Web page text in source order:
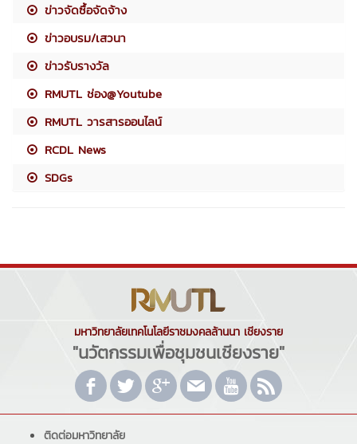
ข่าวจัดซื้อจัดจ้าง
ข่าวอบรม/เสวนา
ข่าวรับรางวัล
RMUTL ช่อง@Youtube
RMUTL วารสารออนไลน์
RCDL News
SDGs
มหาวิทยาลัยเทคโนโลยีราชมงคลล้านนา เชียงราย
"นวัตกรรมเพื่อชุมชนเชียงราย"
ติดต่อมหาวิทยาลัย